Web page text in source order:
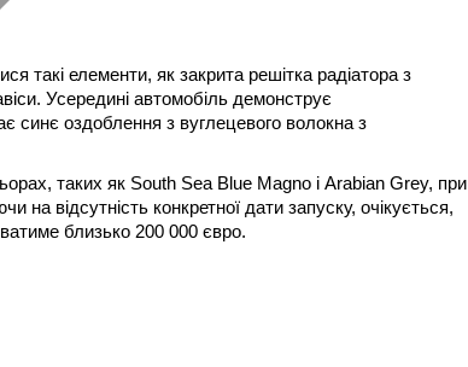
такі елементи, як закрита решітка радіатора з
Усередині автомобіль демонструє
синє оздоблення з вуглецевого волокна з
таких як South Sea Blue Magno і Arabian Grey, при
відсутність конкретної дати запуску, очікується,
близько 200 000 євро.